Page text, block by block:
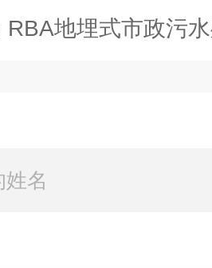
RBA地埋式市政污